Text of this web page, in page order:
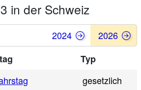
in der Schweiz
2024
2026
Typ
gesetzlich